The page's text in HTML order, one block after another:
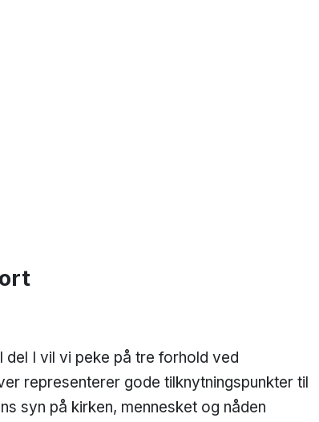
I vil vi peke på tre forhold ved
representerer gode tilknytningspunkter til
syn på kirken, mennesket og nåden